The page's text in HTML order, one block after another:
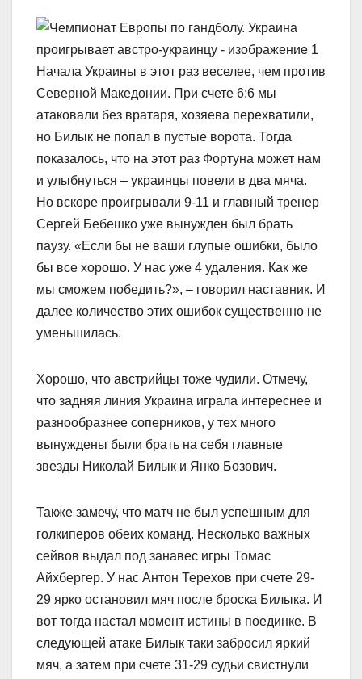
Начала Украины в этот раз веселее, чем против
Северной Македонии. При счете 6:6 мы
атаковали без вратаря, хозяева перехватили,
но Билык не попал в пустые ворота. Тогда
показалось, что на этот раз Фортуна может нам
и улыбнуться – украинцы повели в два мяча.
Но вскоре проигрывали 9-11 и главный тренер
Сергей Бебешко уже вынужден был брать
паузу. «Если бы не ваши глупые ошибки, было
бы все хорошо. У нас уже 4 удаления. Как же
мы сможем победить?», – говорил наставник. И
далее количество этих ошибок существенно не
уменьшилась.
Хорошо, что австрийцы тоже чудили. Отмечу,
что задняя линия Украина играла интереснее и
разнообразнее соперников, у тех много
вынуждены были брать на себя главные
звезды Николай Билык и Янко Бозович.
Также замечу, что матч не был успешным для
голкиперов обеих команд. Несколько важных
сейвов выдал под занавес игры Томас
Айхбергер. У нас Антон Терехов при счете 29-
29 ярко остановил мяч после броска Билыка. И
вот тогда настал момент истины в поединке. В
следующей атаке Билык таки забросил яркий
мяч, а затем при счете 31-29 судьи свистнули